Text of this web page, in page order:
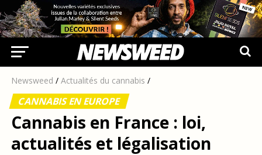
Newsweed / Actualités du cannabis /
CANNABIS EN EUROPE
Cannabis en France : loi,
actualités et légalisation